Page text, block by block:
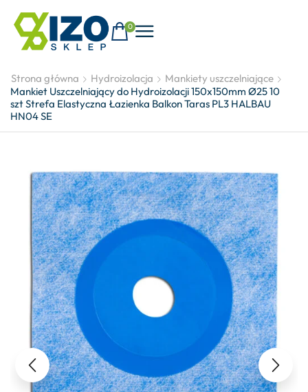
0
Strona główna Hydroizolacja
Mankiety uszczelniające
Mankiet Uszczelniający do Hydroizolacji 150x150mm Ø25 10
szt Strefa Elastyczna Łazienka Balkon Taras PL3 HALBAU
HN04 SE